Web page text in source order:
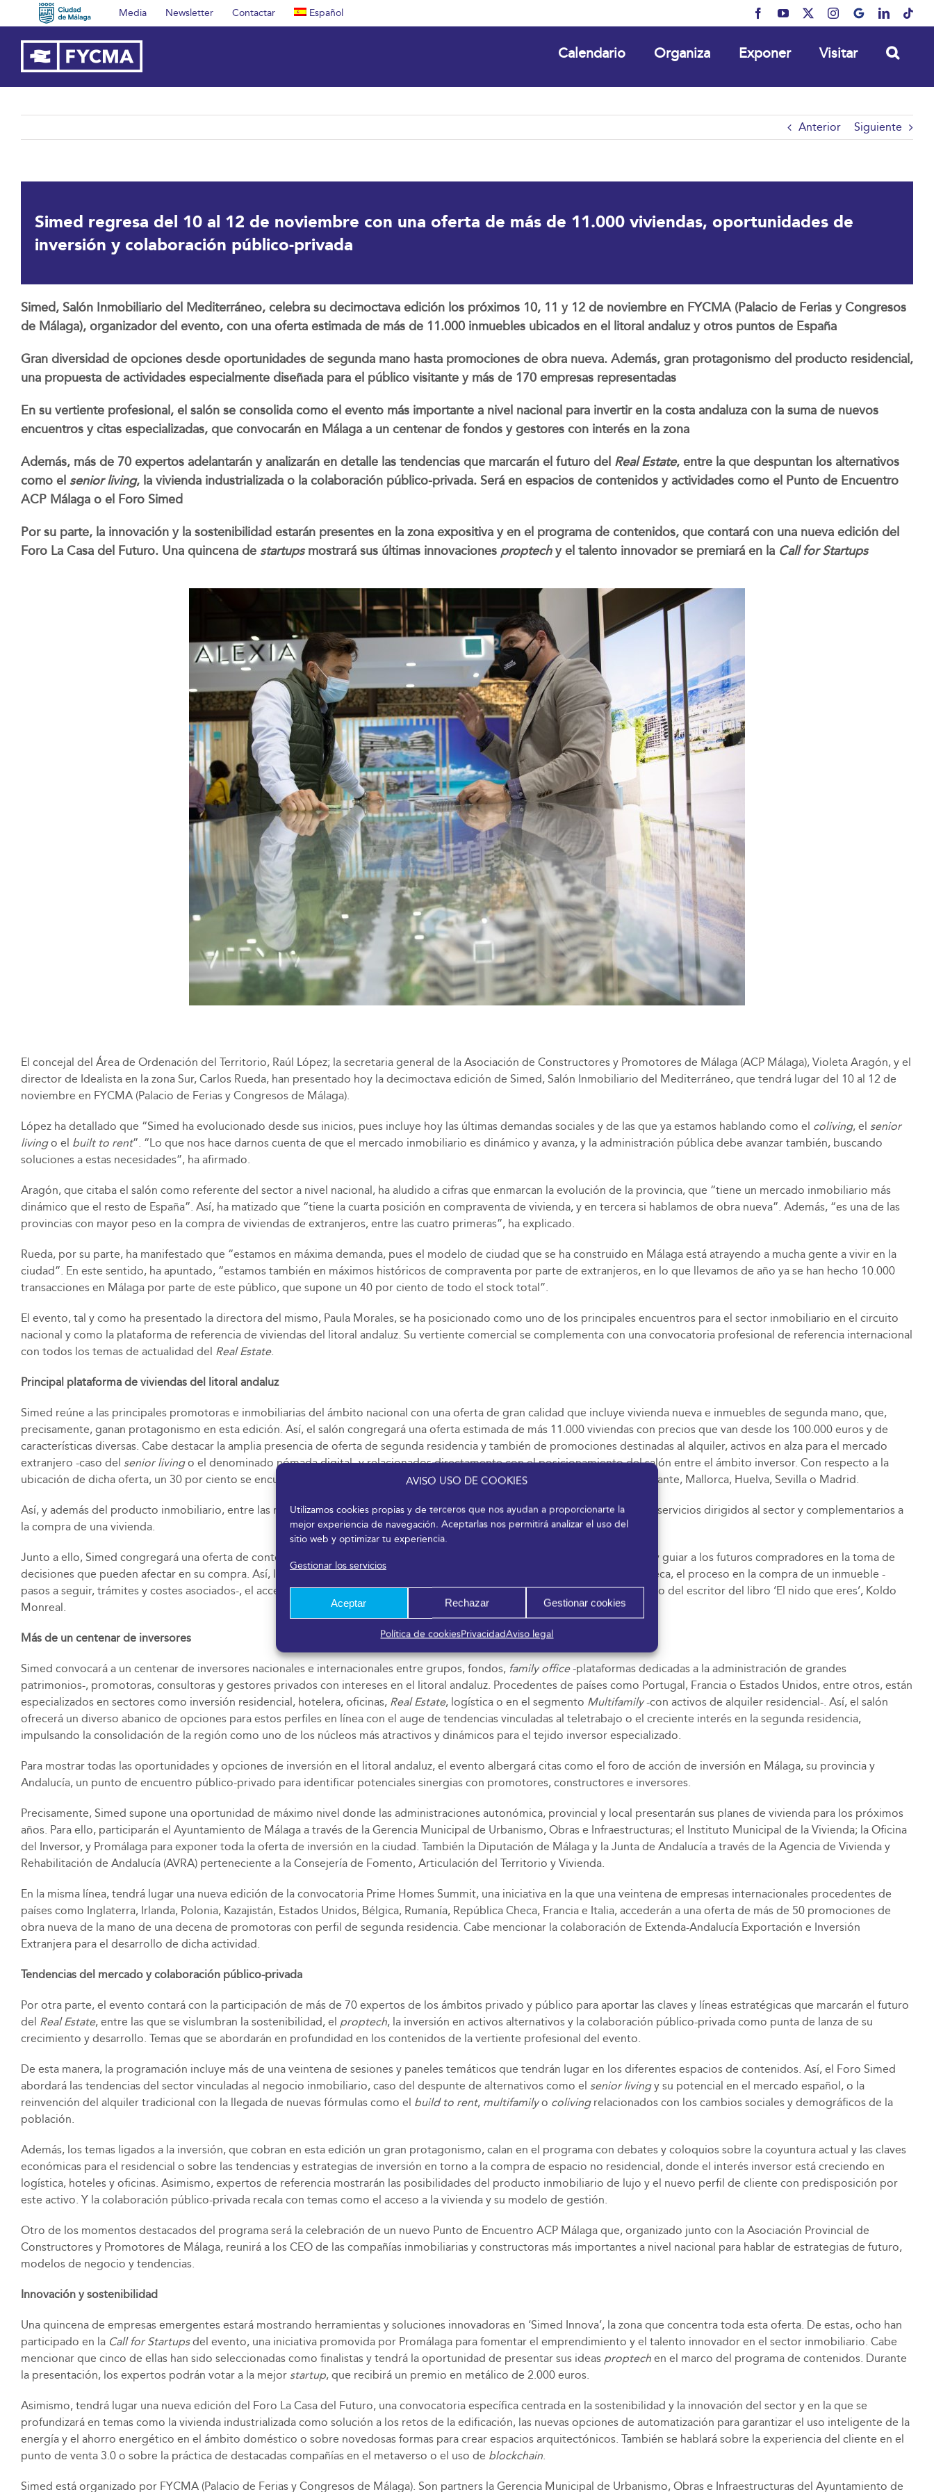
AVISO USO DE COOKIES
Utilizamos cookies propias y de terceros que nos ayudan a proporcionarte la
mejor experiencia de navegación. Aceptarlas nos permitirá analizar el uso del
sitio web y optimizar tu experiencia.
Gestionar los servicios
Aceptar Rechazar Gestionar cookies
Política de cookiesPrivacidadAviso legal
al
contenido
Media Newsletter Contactar Español FacebookYouTube Instagram
MyBusinessLinkedIn
Calendario Organiza Exponer Visitar
Anterior Siguiente
Simed regresa del 10 al 12 de noviembre con una oferta de más de 11.000 viviendas, oportunidades de
inversión y colaboración público-privada
Simed, Salón Inmobiliario del Mediterráneo, celebra su decimoctava edición los próximos 10, 11 y 12 de noviembre en FYCMA (Palacio de Ferias y Congresos
de Málaga), organizador del evento, con una oferta estimada de más de 11.000 inmuebles ubicados en el litoral andaluz y otros puntos de España
Gran diversidad de opciones desde oportunidades de segunda mano hasta promociones de obra nueva. Además, gran protagonismo del producto residencial,
una propuesta de actividades especialmente diseñada para el público visitante y más de 170 empresas representadas
En su vertiente profesional, el salón se consolida como el evento más importante a nivel nacional para invertir en la costa andaluza con la suma de nuevos
encuentros y citas especializadas, que convocarán en Málaga a un centenar de fondos y gestores con interés en la zona
Además, más de 70 expertos adelantarán y analizarán en detalle las tendencias que marcarán el futuro del Real Estate, entre la que despuntan los alternativos
como el senior living, la vivienda industrializada o la colaboración público-privada. Será en espacios de contenidos y actividades como el Punto de Encuentro
ACP Málaga o el Foro Simed
Por su parte, la innovación y la sostenibilidad estarán presentes en la zona expositiva y en el programa de contenidos, que contará con una nueva edición del
Foro La Casa del Futuro. Una quincena de startupsmostrará sus últimas innovaciones proptechy el talento innovador se premiará en la Call for Startups
El concejal del Área de Ordenación del Territorio, Raúl López; la secretaria general de la Asociación de Constructores y Promotores de Málaga (ACP Málaga), Violeta Aragón, y el
director de Idealista en la zona Sur, Carlos Rueda, han presentado hoy la decimoctava edición de Simed, Salón Inmobiliario del Mediterráneo, que tendrá lugar del 10 al 12 de
noviembre en FYCMA (Palacio de Ferias y Congresos de Málaga).
López ha detallado que “Simed ha evolucionado desde sus inicios, pues incluye hoy las últimas demandas sociales y de las que ya estamos hablando como el coliving, el senior
livingo el built to rent”. “Lo que nos hace darnos cuenta de que el mercado inmobiliario es dinámico y avanza, y la administración pública debe avanzar también, buscando
soluciones a estas necesidades”, ha afirmado.
Aragón, que citaba el salón como referente del sector a nivel nacional, ha aludido a cifras que enmarcan la evolución de la provincia, que “tiene un mercado inmobiliario más
dinámico que el resto de España”. Así, ha matizado que “tiene la cuarta posición en compraventa de vivienda, y en tercera si hablamos de obra nueva”. Además, “es una de las
provincias con mayor peso en la compra de viviendas de extranjeros, entre las cuatro primeras”, ha explicado.
Rueda, por su parte, ha manifestado que “estamos en máxima demanda, pues el modelo de ciudad que se ha construido en Málaga está atrayendo a mucha gente a vivir en la
ciudad”. En este sentido, ha apuntado, “estamos también en máximos históricos de compraventa por parte de extranjeros, en lo que llevamos de año ya se han hecho 10.000
transacciones en Málaga por parte de este público, que supone un 40 por ciento de todo el stock total”.
El evento, tal y como ha presentado la directora del mismo, Paula Morales, se ha posicionado como uno de los principales encuentros para el sector inmobiliario en el circuito
nacional y como la plataforma de referencia de viviendas del litoral andaluz. Su vertiente comercial se complementa con una convocatoria profesional de referencia internacional
con todos los temas de actualidad del Real Estate.
Principal plataforma de viviendas del litoral andaluz
Simed reúne a las principales promotoras e inmobiliarias del ámbito nacional con una oferta de gran calidad que incluye vivienda nueva e inmuebles de segunda mano, que,
precisamente, ganan protagonismo en esta edición. Así, el salón congregará una oferta estimada de más 11.000 viviendas con precios que van desde los 100.000 euros y de
características diversas. Cabe destacar la amplia presencia de oferta de segunda residencia y también de promociones destinadas al alquiler, activos en alza para el mercado
extranjero -caso del senior livingo el denominado nómada digital- y relacionados directamente con el posicionamiento del salón entre el ámbito inversor. Con respecto a la
ubicación de dicha oferta, un 30 por ciento se encuentra fuera de la provincia de Málaga, caso de Cádiz, Almería, Granada, Alicante, Mallorca, Huelva, Sevilla o Madrid.
Así, y además del producto inmobiliario, entre las más de 170 empresas y entidades participantes también se podrán conocer servicios dirigidos al sector y complementarios a
la compra de una vivienda.
Junto a ello, Simed congregará una oferta de contenidos específica destinada a los consumidores con el objetivo de orientar y guiar a los futuros compradores en la toma de
decisiones que pueden afectar en su compra. Así, los interesados podrán asistir a ponencias sobre cómo elegir la mejor hipoteca, el proceso en la compra de un inmueble -
pasos a seguir, trámites y costes asociados-, el acceso a la vivienda de alquiler o cómo hacer una casa más sostenible de la mano del escritor del libro ‘El nido que eres’, Koldo
Monreal.
Más de un centenar de inversores
Simed convocará a un centenar de inversores nacionales e internacionales entre grupos, fondos, family office-plataformas dedicadas a la administración de grandes
patrimonios-, promotoras, consultoras y gestores privados con intereses en el litoral andaluz. Procedentes de países como Portugal, Francia o Estados Unidos, entre otros, están
especializados en sectores como inversión residencial, hotelera, oficinas, Real Estate, logística o en el segmento Multifamily-con activos de alquiler residencial-. Así, el salón
ofrecerá un diverso abanico de opciones para estos perfiles en línea con el auge de tendencias vinculadas al teletrabajo o el creciente interés en la segunda residencia,
impulsando la consolidación de la región como uno de los núcleos más atractivos y dinámicos para el tejido inversor especializado.
Para mostrar todas las oportunidades y opciones de inversión en el litoral andaluz, el evento albergará citas como el foro de acción de inversión en Málaga, su provincia y
Andalucía, un punto de encuentro público-privado para identificar potenciales sinergias con promotores, constructores e inversores.
Precisamente, Simed supone una oportunidad de máximo nivel donde las administraciones autonómica, provincial y local presentarán sus planes de vivienda para los próximos
años. Para ello, participarán el Ayuntamiento de Málaga a través de la Gerencia Municipal de Urbanismo, Obras e Infraestructuras; el Instituto Municipal de la Vivienda; la Oficina
del Inversor, y Promálaga para exponer toda la oferta de inversión en la ciudad. También la Diputación de Málaga y la Junta de Andalucía a través de la Agencia de Vivienda y
Rehabilitación de Andalucía (AVRA) perteneciente a la Consejería de Fomento, Articulación del Territorio y Vivienda.
En la misma línea, tendrá lugar una nueva edición de la convocatoria Prime Homes Summit, una iniciativa en la que una veintena de empresas internacionales procedentes de
países como Inglaterra, Irlanda, Polonia, Kazajistán, Estados Unidos, Bélgica, Rumanía, República Checa, Francia e Italia, accederán a una oferta de más de 50 promociones de
obra nueva de la mano de una decena de promotoras con perfil de segunda residencia. Cabe mencionar la colaboración de Extenda-Andalucía Exportación e Inversión
Extranjera para el desarrollo de dicha actividad.
Tendencias del mercado y colaboración público-privada
Por otra parte, el evento contará con la participación de más de 70 expertos de los ámbitos privado y público para aportar las claves y líneas estratégicas que marcarán el futuro
del Real Estate, entre las que se vislumbran la sostenibilidad, el proptech, la inversión en activos alternativos y la colaboración público-privada como punta de lanza de su
crecimiento y desarrollo. Temas que se abordarán en profundidad en los contenidos de la vertiente profesional del evento.
De esta manera, la programación incluye más de una veintena de sesiones y paneles temáticos que tendrán lugar en los diferentes espacios de contenidos. Así, el Foro Simed
abordará las tendencias del sector vinculadas al negocio inmobiliario, caso del despunte de alternativos como el senior livingy su potencial en el mercado español, o la
reinvención del alquiler tradicional con la llegada de nuevas fórmulas como el build to rent, multifamilyo colivingrelacionados con los cambios sociales y demográficos de la
población.
Además, los temas ligados a la inversión, que cobran en esta edición un gran protagonismo, calan en el programa con debates y coloquios sobre la coyuntura actual y las claves
económicas para el residencial o sobre las tendencias y estrategias de inversión en torno a la compra de espacio no residencial, donde el interés inversor está creciendo en
logística, hoteles y oficinas. Asimismo, expertos de referencia mostrarán las posibilidades del producto inmobiliario de lujo y el nuevo perfil de cliente con predisposición por
este activo. Y la colaboración público-privada recala con temas como el acceso a la vivienda y su modelo de gestión.
Otro de los momentos destacados del programa será la celebración de un nuevo Punto de Encuentro ACP Málaga que, organizado junto con la Asociación Provincial de
Constructores y Promotores de Málaga, reunirá a los CEO de las compañías inmobiliarias y constructoras más importantes a nivel nacional para hablar de estrategias de futuro,
modelos de negocio y tendencias.
Innovación y sostenibilidad
Una quincena de empresas emergentes estará mostrando herramientas y soluciones innovadoras en ‘Simed Innova’, la zona que concentra toda esta oferta. De estas, ocho han
participado en la Call for Startupsdel evento, una iniciativa promovida por Promálaga para fomentar el emprendimiento y el talento innovador en el sector inmobiliario. Cabe
mencionar que cinco de ellas han sido seleccionadas como finalistas y tendrá la oportunidad de presentar sus ideas proptechen el marco del programa de contenidos. Durante
la presentación, los expertos podrán votar a la mejor startup, que recibirá un premio en metálico de 2.000 euros.
Asimismo, tendrá lugar una nueva edición del Foro La Casa del Futuro, una convocatoria específica centrada en la sostenibilidad y la innovación del sector y en la que se
profundizará en temas como la vivienda industrializada como solución a los retos de la edificación, las nuevas opciones de automatización para garantizar el uso inteligente de la
energía y el ahorro energético en el ámbito doméstico o sobre novedosas formas para crear espacios arquitectónicos. También se hablará sobre la experiencia del cliente en el
punto de venta 3.0 o sobre la práctica de destacadas compañías en el metaverso o el uso de blockchain.
Simed está organizado por FYCMA (Palacio de Ferias y Congresos de Málaga). Son partners la Gerencia Municipal de Urbanismo, Obras e Infraestructuras del Ayuntamiento de